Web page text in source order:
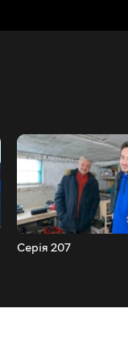
Серія 207